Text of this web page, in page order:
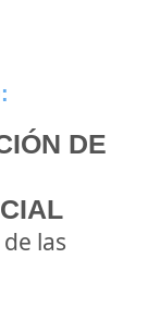
DE
las